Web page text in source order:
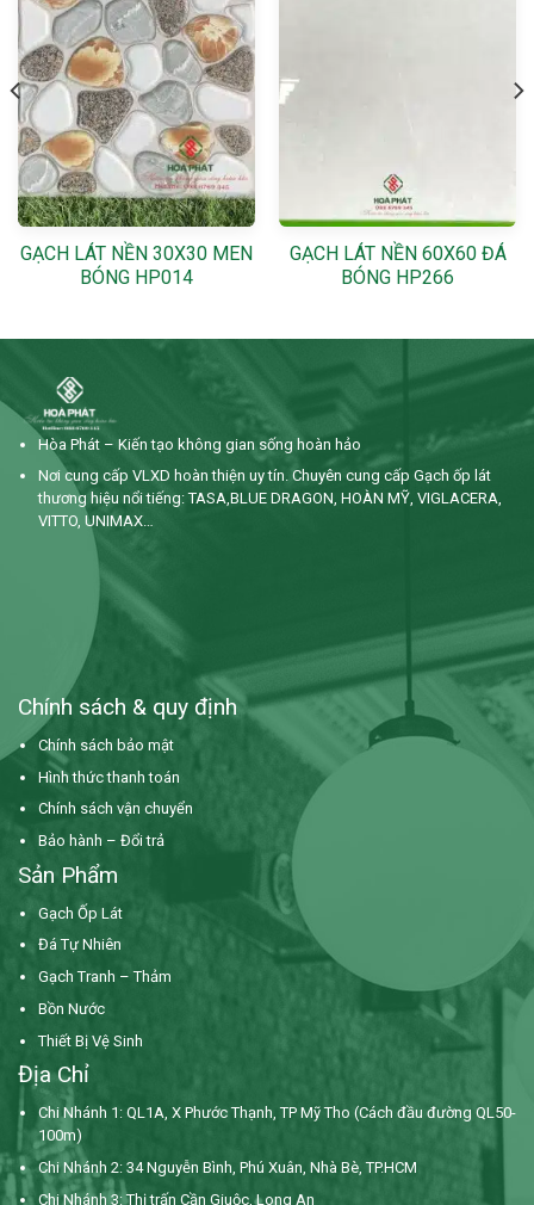
GẠCH LÁT NỀN 30X30 MEN
BÓNG HP014
GẠCH LÁT NỀN 60X60 ĐÁ
BÓNG HP266
Hòa Phát – Kiến tạo không gian sống hoàn hảo
Nơi cung cấp VLXD hoàn thiện uy tín. Chuyên cung cấp Gạch ốp lát
thương hiệu nổi tiếng: TASA,BLUE DRAGON, HOÀN MỸ, VIGLACERA,
VITTO, UNIMAX…
Chính sách & quy định
Chính sách bảo mật
Hình thức thanh toán
Chính sách vận chuyển
Bảo hành – Đổi trả
Sản Phẩm
Gạch Ốp Lát
Đá Tự Nhiên
Gạch Tranh – Thảm
Bồn Nước
Thiết Bị Vệ Sinh
Địa Chỉ
Chi Nhánh 1: QL1A, X Phước Thạnh, TP Mỹ Tho (Cách đầu đường QL50-
100m)
Chi Nhánh 2: 34 Nguyễn Bình, Phú Xuân, Nhà Bè, TP.HCM
Chi Nhánh 3: Thị trấn Cần Giuộc, Long An